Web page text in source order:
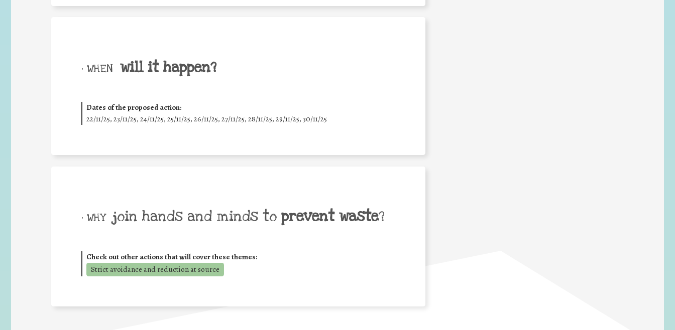
• WHEN will it happen?
Dates of the proposed action:
22/11/25, 23/11/25, 24/11/25, 25/11/25, 26/11/25, 27/11/25, 28/11/25, 29/11/25, 30/11/25
• WHY join hands and minds to prevent waste?
Check out other actions that will cover these themes:
Strict avoidance and reduction at source